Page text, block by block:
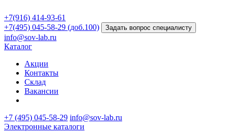
+7(916) 414-93-61
+7(495) 045-58-29 (доб.100)
Задать вопрос специалисту
info@sov-lab.ru
Каталог
Акции
Контакты
Склад
Вакансии
+7 (495) 045-58-29 info@sov-lab.ru
Электронные каталоги